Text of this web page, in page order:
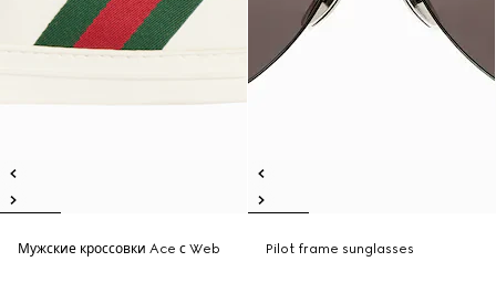
Мужские кроссовки Ace с Web Pilot frame sunglasses